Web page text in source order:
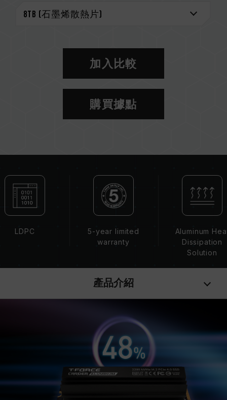
美國發明專利 (證書號 : US11051392B2)
台灣新型專利 (證書號 : M541645)
加入比較
購買據點
LDPC
5-year limited
warranty
Aluminum
Dissipation
Solution
產品介紹